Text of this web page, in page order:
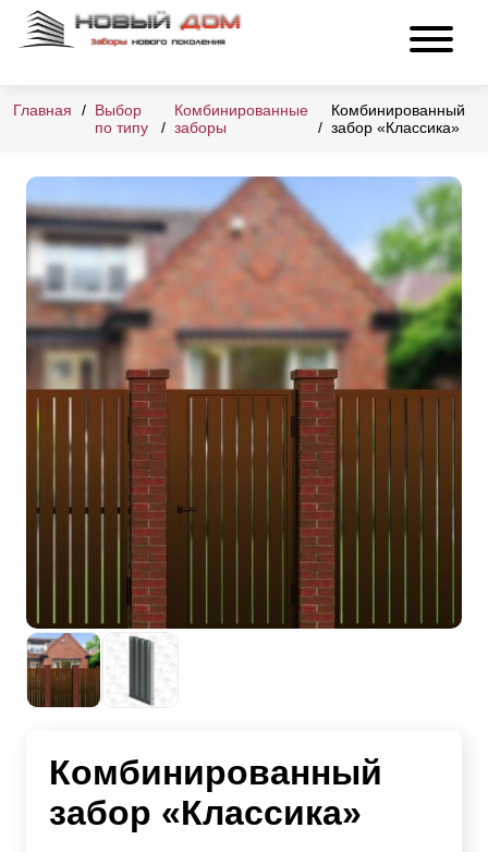
Главная
Выбор
по типу
Комбинированные
заборы
Комбинированный
забор «Классика»
Комбинированный
забор «Классика»